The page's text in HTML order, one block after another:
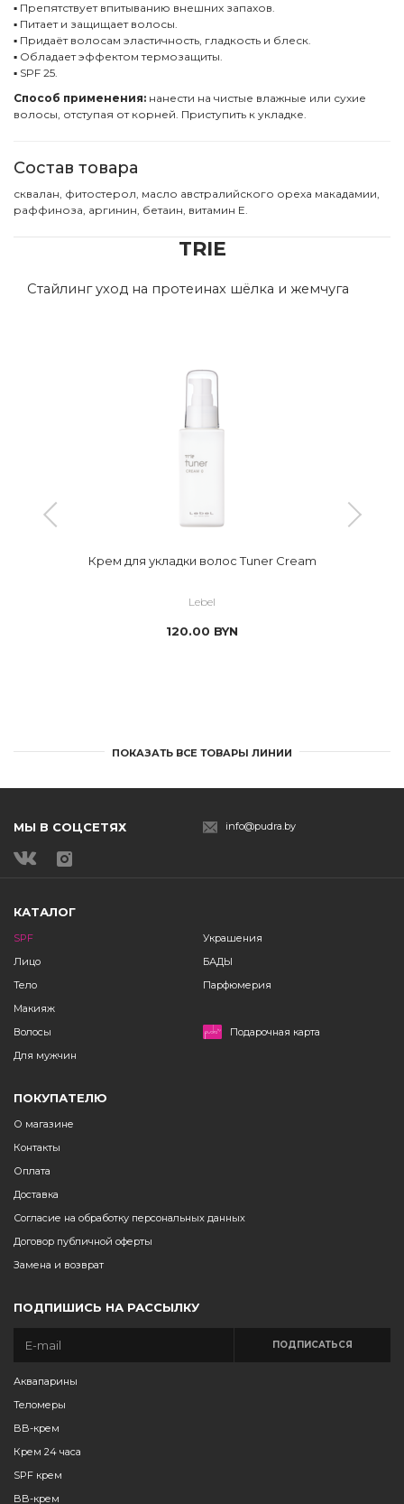
▪ Препятствует впитыванию внешних запахов.
▪ Питает и защищает волосы.
▪ Придаёт волосам эластичность, гладкость и блеск.
▪ Обладает эффектом термозащиты.
▪ SPF 25.
Способ применения: нанести на чистые влажные или сухие
волосы, отступая от корней. Приступить к укладке.
Состав товара
сквалан, фитостерол, масло австралийского ореха макадамии,
раффиноза, аргинин, бетаин, витамин Е.
TRIE
Стайлинг уход на протеинах шёлка и жемчуга
Крем для укладки волос Tuner Cream
Lebel
120.00 BYN
ПОКАЗАТЬ ВСЕ ТОВАРЫ ЛИНИИ
МЫ В СОЦСЕТЯХ info@pudra.by
КАТАЛОГ
SPF
Лицо
Тело
Макияж
Волосы
Для мужчин
Украшения
БАДЫ
Парфюмерия
Подарочная карта
ПОКУПАТЕЛЮ
О магазине
Контакты
Оплата
Доставка
Согласие на обработку персональных данных
Договор публичной оферты
Замена и возврат
ПОДПИШИСЬ НА РАССЫЛКУ
ПОДПИСАТЬСЯ
Аквапарины
Теломеры
BB-крем
Крем 24 часа
SPF крем
BB-крем